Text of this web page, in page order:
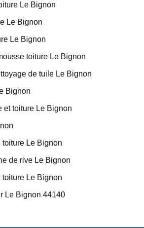
Le Bignon
Le Bignon
Le Bignon
toiture Le Bignon
de tuile Le Bignon
Bignon
et toiture Le Bignon
toiture Le Bignon
de rive Le Bignon
toiture Le Bignon
Le Bignon 44140